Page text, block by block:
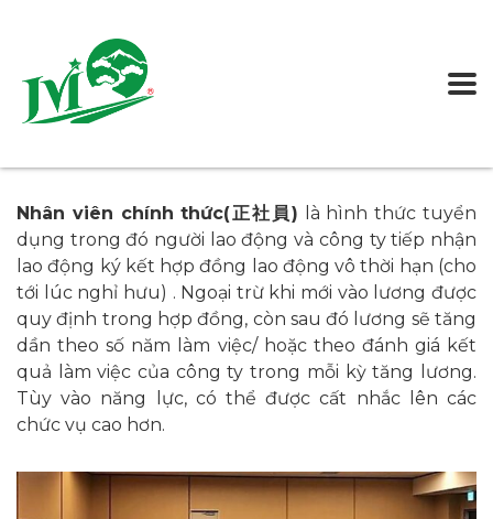
Nhân viên chính thức(正社員) là hình thức tuyển
dụng trong đó người lao động và công ty tiếp nhận
lao động ký kết hợp đồng lao động vô thời hạn (cho
tới lúc nghỉ hưu) . Ngoại trừ khi mới vào lương được
quy định trong hợp đồng, còn sau đó lương sẽ tăng
dần theo số năm làm việc/ hoặc theo đánh giá kết
quả làm việc của công ty trong mỗi kỳ tăng lương.
Tùy vào năng lực, có thể được cất nhắc lên các
chức vụ cao hơn.